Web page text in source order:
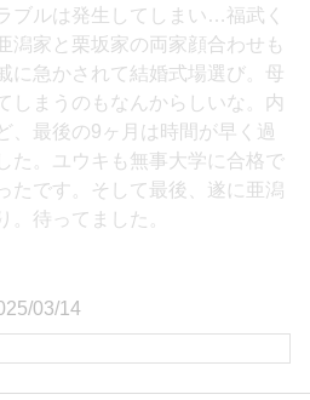
ブルは発生してしまい…福武く
潟家と栗坂家の両家顔合わせも
に急かされて結婚式場選び。母
しまうのもなんからしいな。内
、最後の9ヶ月は時間が早く過
た。ユウキも無事大学に合格で
たです。そして最後、遂に亜潟
。待ってました。
03/14